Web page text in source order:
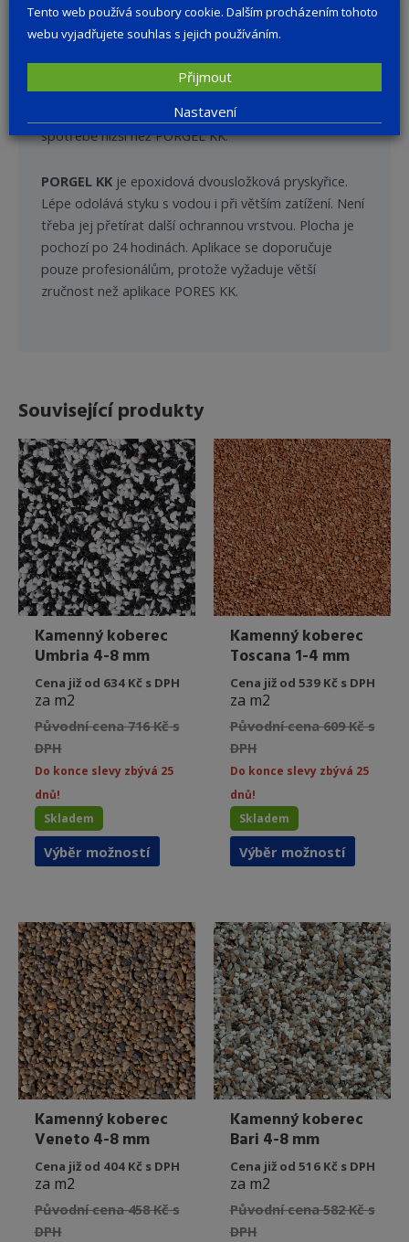
exponovaných místech a v místech s častým stykem s
vodou je lépe PORES KK přetřít REVITALEM KK.
problematický styk s vodou a PORES KK je tak bez
problému možno použít. Použití PORES KK je možné
pouze v interiéru. Cena PORES KK je při stejné
spotřebě nižší než PORGEL KK.
PORGEL KK je epoxidová dvousložková pryskyřice.
Lépe odolává styku s vodou i při větším zatížení. Není
třeba jej přetírat další ochrannou vrstvou. Plocha je
pochozí po 24 hodinách. Aplikace se doporučuje
pouze profesionálům, protože vyžaduje větší
zručnost než aplikace PORES KK.
Související produkty
Kamenný koberec
Umbria 4-8 mm
Cena již od 634 Kč s DPH
za m2
Původní cena 716 Kč s
DPH
Do konce slevy zbývá 25
dnů!
Skladem
Výběr možností
Tento
produkt
variant.
Možnosti
lze
vybrat
na
stránce
produktu
Kamenný koberec
Toscana 1-4 mm
Cena již od 539 Kč s DPH
za m2
Původní cena 609 Kč s
DPH
Do konce slevy zbývá 25
dnů!
Skladem
Výběr možností
Tento
produkt
variant.
lze
vybrat
na
stránce
Kamenný koberec
Veneto 4-8 mm
Cena již od 404 Kč s DPH
za m2
Původní cena 458 Kč s
DPH
Kamenný koberec
Bari 4-8 mm
Cena již od 516 Kč s DPH
za m2
Původní cena 582 Kč s
DPH
Tento web používá soubory cookie. Dalším procházením tohoto
webu vyjadřujete souhlas s jejich používáním.
Nastavení
Přijmout